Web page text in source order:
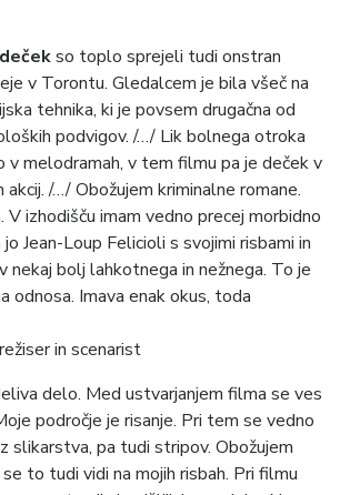
so toplo sprejeli tudi onstran
v Torontu. Gledalcem je bila všeč na
tehnika, ki je povsem drugačna od
podvigov. /…/ Lik bolnega otroka
v melodramah, v tem filmu pa je deček v
/…/ Obožujem kriminalne romane.
V izhodišču imam vedno precej morbidno
Jean-Loup Felicioli s svojimi risbami in
nekaj bolj lahkotnega in nežnega. To je
odnosa. Imava enak okus, toda
in scenarist
delo. Med ustvarjanjem filma se ves
področje je risanje. Pri tem se vedno
slikarstva, pa tudi stripov. Obožujem
to tudi vidi na mojih risbah. Pri filmu